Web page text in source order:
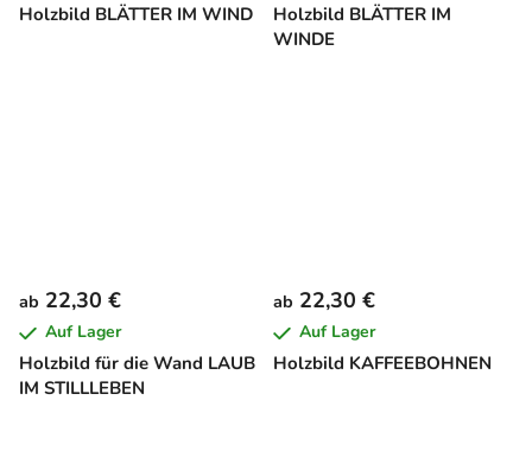
Holzbild BLÄTTER IM WIND
Holzbild BLÄTTER IM
WINDE
Holzbild für die Wand LAUB
IM STILLLEBEN
ab 22,30 €
Auf Lager
Holzbild KAFFEEBOHNEN
ab 22,30 €
Auf Lager